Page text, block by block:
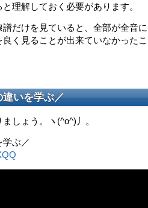
理解しておく必要があります。
だけを見ていると、全部が全音
く見ることが出来ていなかった
いを学ぶ／
しょう。ヽ(^o^)丿。
学ぶ／